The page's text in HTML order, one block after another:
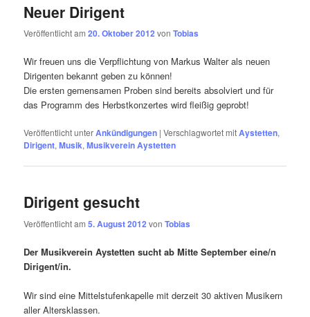
Neuer Dirigent
Veröffentlicht am20. Oktober 2012 vonTobias
Wir freuen uns die Verpflichtung von Markus Walter als neuen
Dirigenten bekannt geben zu können!
Die ersten gemensamen Proben sind bereits absolviert und für
das Programm des Herbstkonzertes wird fleißig geprobt!
Veröffentlicht unterAnkündigungen |Verschlagwortet mitAystetten,
Dirigent,Musik,Musikverein Aystetten
Dirigent gesucht
Veröffentlicht am5. August 2012 vonTobias
Der Musikverein Aystetten sucht ab Mitte September eine/n
Dirigent/in.
Wir sind eine Mittelstufenkapelle mit derzeit 30 aktiven Musikern
aller Altersklassen.